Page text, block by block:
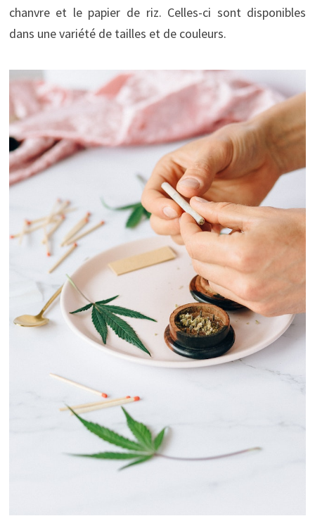
chanvre et le papier de riz. Celles-ci sont disponibles
dans une variété de tailles et de couleurs.